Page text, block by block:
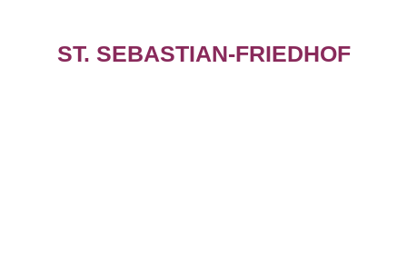
ST. SEBASTIAN-FRIEDHOF